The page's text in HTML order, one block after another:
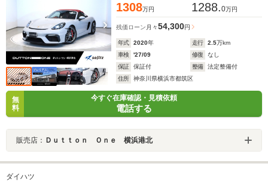
1308万円 1288.0万円
残価ローン 月々54,300円
年式 2020年 走行 2.5万km
車検
'27/09 修復
なし
保証
保証付 整備
法定整備付
住所
神奈川県横浜市都筑区
無
料
今すぐ在庫確認・見積依頼
電話する
販売店： Ｄｕｔｔｏｎ Ｏｎｅ 横浜港北
ダイハツ